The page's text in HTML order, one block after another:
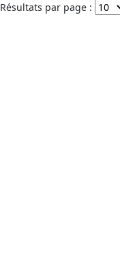
Résultats par page :